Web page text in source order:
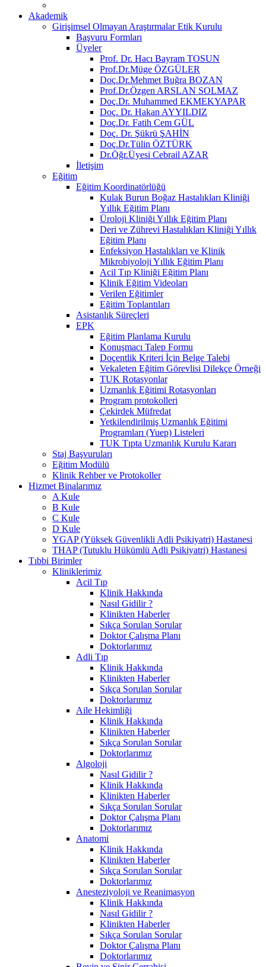
Akademik
Girişimsel Olmayan Araştırmalar Etik Kurulu
Başvuru Formları
Üyeler
Prof. Dr. Hacı Bayram TOSUN
Prof.Dr.Müge ÖZGÜLER
Doç.Dr.Mehmet Buğra BOZAN
Prof.Dr.Özgen ARSLAN SOLMAZ
Doç.Dr. Muhammed EKMEKYAPAR
Doç. Dr. Hakan AYYILDIZ
Doç.Dr. Fatih Cem GÜL
Doç. Dr. Şükrü ŞAHİN
Doç.Dr.Tülin ÖZTÜRK
Dr.Öğr.Üyesi Cebrail AZAR
İletişim
Eğitim
Eğitim Koordinatörlüğü
Kulak Burun Boğaz Hastalıkları Kliniği
Yıllık Eğitim Planı
Üroloji Kliniği Yıllık Eğitim Planı
Deri ve Zührevi Hastalıkları Kliniği Yıllık
Eğitim Planı
Enfeksiyon Hastalıkları ve Klinik
Mikrobiyoloji Yıllık Eğitim Planı
Acil Tıp Kliniği Eğitim Planı
Klinik Eğitim Videoları
Verilen Eğitimler
Eğitim Toplantıları
Asistanlık Süreçleri
EPK
Eğitim Planlama Kurulu
Konuşmacı Talep Formu
Doçentlik Kriteri İçin Belge Talebi
Vekaleten Eğitim Görevlisi Dilekçe Örneği
TUK Rotasyonlar
Uzmanlık Eğitimi Rotasyonları
Program protokolleri
Çekirdek Müfredat
Yetkilendirilmiş Uzmanlık Eğitimi
Programları (Yuep) Listeleri
TUK Tıpta Uzmanlık Kurulu Kararı
Staj Başvuruları
Eğitim Modülü
Klinik Rehber ve Protokoller
Hizmet Binalarımız
A Kule
B Kule
C Kule
D Kule
YGAP (Yüksek Güvenlikli Adli Psikiyatri) Hastanesi
THAP (Tutuklu Hükümlü Adli Psikiyatri) Hastanesi
Tıbbi Birimler
Kliniklerimiz
Acil Tıp
Klinik Hakkında
Nasıl Gidilir ?
Klinikten Haberler
Sıkça Sorulan Sorular
Doktor Çalışma Planı
Doktorlarımız
Adli Tıp
Klinik Hakkında
Klinikten Haberler
Sıkça Sorulan Sorular
Doktorlarımız
Aile Hekimliği
Klinik Hakkında
Klinikten Haberler
Sıkça Sorulan Sorular
Doktorlarımız
Algoloji
Nasıl Gidilir ?
Klinik Hakkında
Klinikten Haberler
Sıkça Sorulan Sorular
Doktor Çalışma Planı
Doktorlarımız
Anatomi
Klinik Hakkında
Klinikten Haberler
Sıkça Sorulan Sorular
Doktorlarımız
Anesteziyoloji ve Reanimasyon
Klinik Hakkında
Nasıl Gidilir ?
Klinikten Haberler
Sıkça Sorulan Sorular
Doktor Çalışma Planı
Doktorlarımız